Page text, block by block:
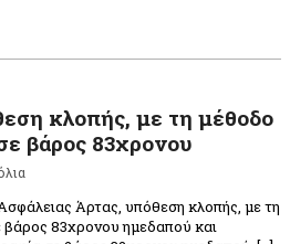
κλοπής, με τη μέθοδο
βάρος 83χρονου
Άρτας, υπόθεση κλοπής, με τη
83χρονου ημεδαπού και